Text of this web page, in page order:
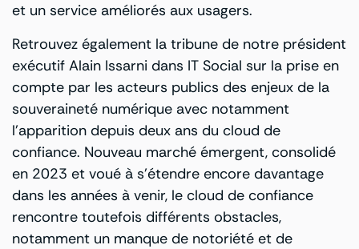
et un service améliorés aux usagers.
Retrouvez également la tribune de notre président
exécutif Alain Issarni dans IT Social sur la prise en
compte par les acteurs publics des enjeux de la
souveraineté numérique avec notamment
l’apparition depuis deux ans du cloud de
confiance. Nouveau marché émergent, consolidé
en 2023 et voué à s’étendre encore davantage
dans les années à venir, le cloud de confiance
rencontre toutefois différents obstacles,
notamment un manque de notoriété et de